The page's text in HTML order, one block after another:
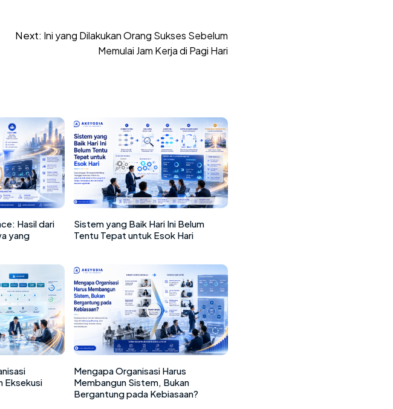
Next: Ini yang Dilakukan Orang Sukses Sebelum
Memulai Jam Kerja di Pagi Hari
Hasil dari
yang
Sistem yang Baik Hari Ini Belum
Tentu Tepat untuk Esok Hari
Eksekusi
Mengapa Organisasi Harus
Membangun Sistem, Bukan
Bergantung pada Kebiasaan?